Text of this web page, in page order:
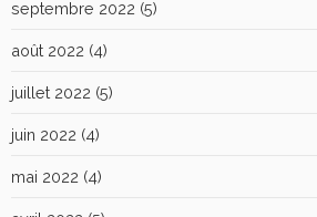
septembre 2022 (5)
août 2022 (4)
juillet 2022 (5)
juin 2022 (4)
mai 2022 (4)